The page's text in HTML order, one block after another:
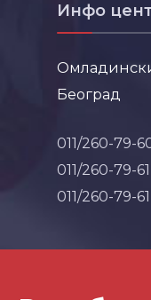
Инфо
Београд
011/260-79-
011/260-79-61
011/260-79-61